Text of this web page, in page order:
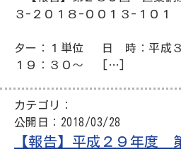
３-２０１８-００１３-１０１
日本薬剤師
ター：１単位 日 時：平成３
１９：３０～ […]
カテゴリ：
公開日： 2018/03/28
【報告】平成２９年度